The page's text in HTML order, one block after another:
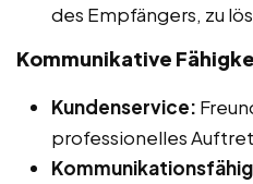
des Empfängers, zu
Kommunikative
Kundenservice:
professionelles